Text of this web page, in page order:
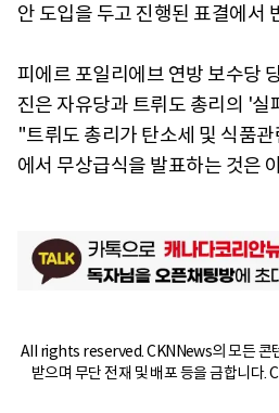
안 도입을 두고 진행된 표결에서
피에르 포일리에브 연방 보수당
진은 자유당과 트뤼도 총리의 '실
"트뤼도 총리가 탄소세 및 식품
에서 무상급식을 발표하는 것은
All rights reserved. CKNNews의 모든 콘
받으며 무단 전재 및 배포 등을 금합니